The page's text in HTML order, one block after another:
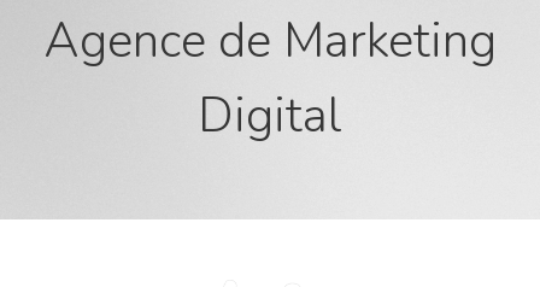
Agence de Marketing
Digital